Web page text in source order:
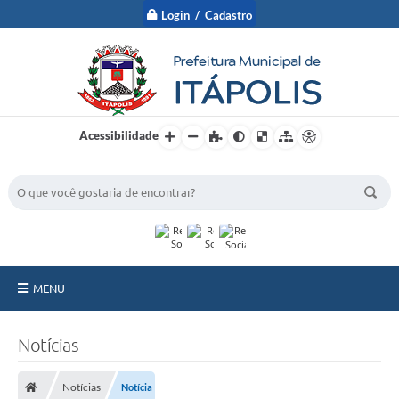
Login / Cadastro
Acessibilidade
MENU
Notícias
Notícias Notícia